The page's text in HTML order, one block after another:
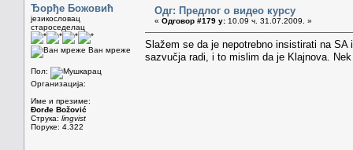
Ђорђе Божовић
језикословац
староседелац
Ван мреже
Пол:
Организација:
Име и презиме:
Đorđe Božović
Струка: lingvist
Поруке: 4.322
Одг: Предлог о видео курсу
« Одговор #179 у: 10.09 ч. 31.07.2009. »
Slažem se da je nepotrebno insistirati na
sazvučja radi, i to mislim da je Klajnova.